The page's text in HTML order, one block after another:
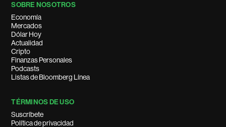
SOBRE NOSOTROS
Economía
Mercados
Dólar Hoy
Actualidad
Cripto
Finanzas Personales
Podcasts
Listas de Bloomberg Línea
TÉRMINOS DE USO
Suscríbete
Política de privacidad